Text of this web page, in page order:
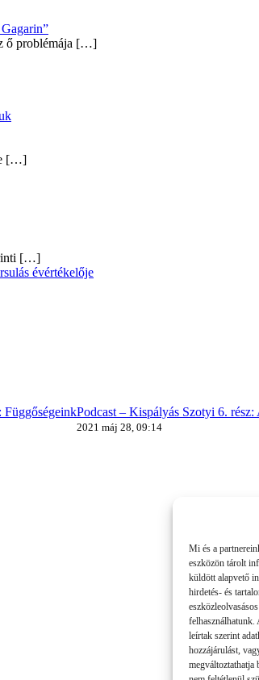
Mi és a
eszközön tárolt
küldött alapvető
hirdetés- és
felhasználhatunk.
leírtak szerint
hozzájárulást,
megváltoztathatja
ő problémája […]
[…]
[…]
évértékelője
FüggőségeinkPodcast – Kispályás Szotyi 6. rész:
2021 máj 28, 09:14